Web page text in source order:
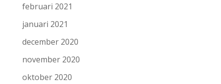
februari 2021
januari 2021
december 2020
november 2020
oktober 2020